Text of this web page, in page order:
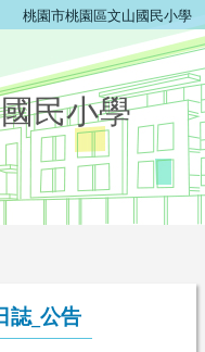
桃園市桃園區文山國民小學
民小學
誌_公告